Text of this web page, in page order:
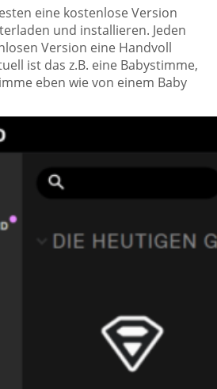
eine kostenlose Version
und installieren. Jeden
Version eine Handvoll
ist das z.B. eine Babystimme,
eben wie von einem Baby